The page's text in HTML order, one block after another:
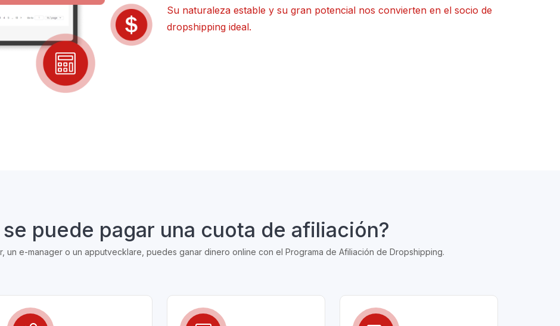
Su naturaleza estable y su gran potencial nos convierten en el socio de
dropshipping ideal.
se puede pagar una cuota de afiliación?
un e-manager o un apputvecklare, puedes ganar dinero online con el Programa de Afiliación de Dropshipping.